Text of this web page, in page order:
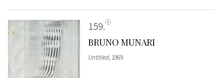
159
BRUNO MUNARI
Untitled, 1969